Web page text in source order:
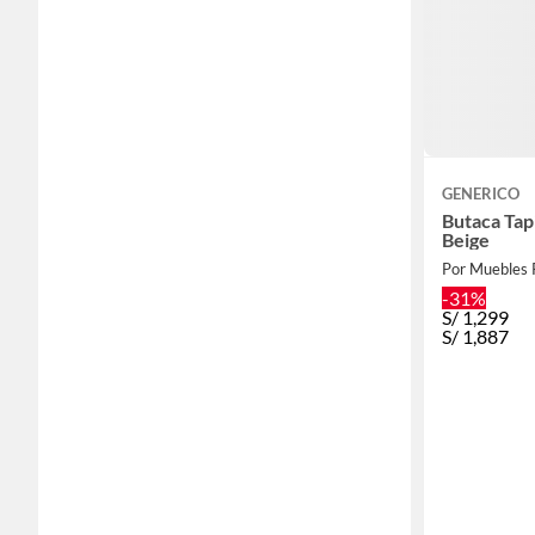
GENERICO
Butaca
Beige
Por Muebles
-31%
S/1,299
S/ 1,887